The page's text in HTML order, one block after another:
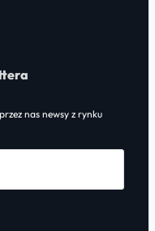
nas newsy z rynku